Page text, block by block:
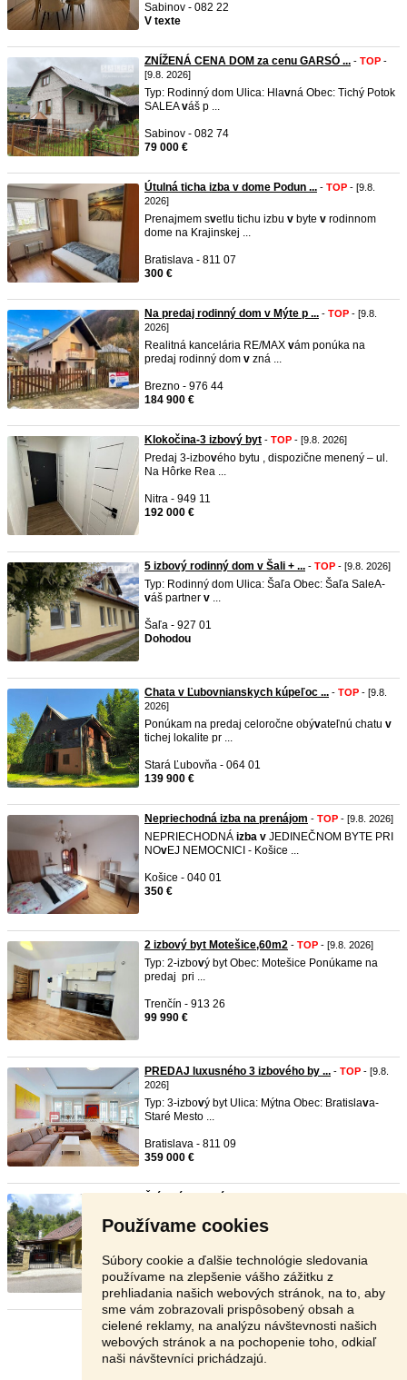
Používame cookies
Súbory cookie a ďalšie technológie sledovania
používame na zlepšenie vášho zážitku z
prehliadania našich webových stránok, na to, aby
sme vám zobrazovali prispôsobený obsah a
cielené reklamy, na analýzu návštevnosti našich
webových stránok a na pochopenie toho, odkiaľ
naši návštevníci prichádzajú.
Sabinov - 082 22
V texte
ZNÍŽENÁ CENA DOM za cenu GARSÓ ... - TOP -
[9.8. 2026]
Typ: Rodinný dom Ulica: Hlavná Obec: Tichý Potok
SALEAváš p ...
Sabinov - 082 74
79 000 €
Útulná ticha izba v dome Podun ... - TOP - [9.8.
2026]
Prenajmem svetlu tichu izbu v byte v rodinnom
dome na Krajinskej ...
Bratislava - 811 07
300 €
Na predaj rodinný dom v Mýte p ... - TOP - [9.8.
2026]
Realitná kancelária RE/MAX vám ponúka na
predaj rodinný dom v zná ...
Brezno - 976 44
184 900 €
Klokočina-3 izbový byt - TOP - [9.8. 2026]
Predaj 3-izbového bytu , dispozične menený – ul.
Na Hôrke Rea ...
Nitra - 949 11
192 000 €
5 izbový rodinný dom v Šali + ... - TOP - [9.8. 2026]
Typ: Rodinný dom Ulica: Šaľa Obec: Šaľa SaleA-
váš partner v ...
Šaľa - 927 01
Dohodou
Chata v Ľubovnianskych kúpeľoc ... - TOP - [9.8.
2026]
Ponúkam na predaj celoročne obývateľnú chatu v
tichej lokalite pr ...
Stará Ľubovňa - 064 01
139 900 €
Nepriechodná izba na prenájom - TOP - [9.8. 2026]
NEPRIECHODNÁ izba v JEDINEČNOM BYTE PRI
NOvEJ NEMOCNICI - Košice ...
Košice - 040 01
350 €
2 izbový byt Motešice,60m2 - TOP - [9.8. 2026]
Typ: 2-izbový byt Obec: Motešice Ponúkame na
predaj pri ...
Trenčín - 913 26
99 990 €
PREDAJ luxusného 3 izbového by ... - TOP - [9.8.
2026]
Typ: 3-izbový byt Ulica: Mýtna Obec: Bratislava-
Staré Mesto ...
Bratislava - 811 09
359 000 €
ZNÍŽENÁ CENA ... Chcete zmeniť s
Žiar nad Hronom - 967 01
188 000 €
Stránka: 1 2 3 Ďalšia